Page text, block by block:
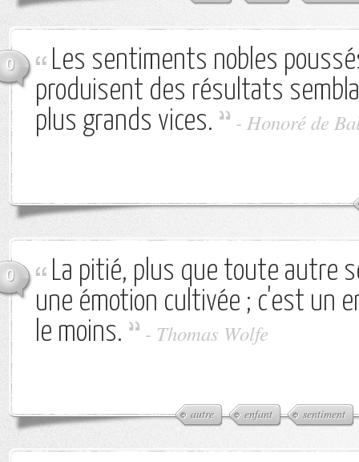
0
Les sentiments nobles
produisent des résultats
plus grands vices.
- Honoré de
0
La pitié, plus que toute autre
une émotion cultivée ; c'est un
le moins.
- Thomas Wolfe
autre enfant sentiment